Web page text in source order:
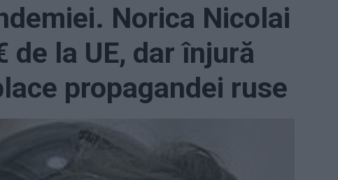
Norica Nicolai
de la UE, dar înjură
propagandei ruse